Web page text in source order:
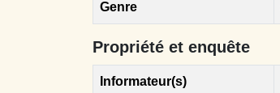
Genre
Propriété et enquête
Informateur(s)